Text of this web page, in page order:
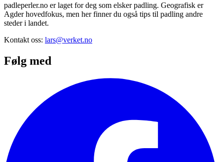
padleperler.no er laget for deg som elsker padling. Geografisk er
Agder hovedfokus, men her finner du også tips til padling andre
steder i landet.
Kontakt oss: lars@verket.no
Følg med